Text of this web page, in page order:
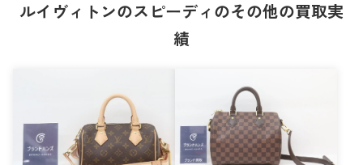
ルイヴィトンのスピーディのその他の買取実
績